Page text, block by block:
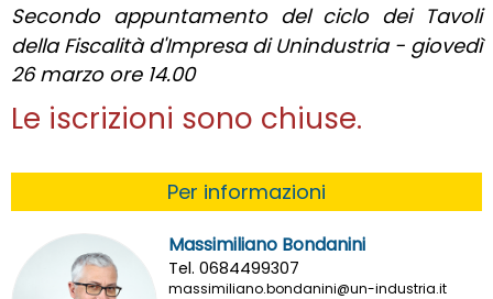
Secondo appuntamento del ciclo dei Tavoli
della Fiscalità d'Impresa di Unindustria - giovedì
26 marzo ore 14.00
Le iscrizioni sono chiuse.
Per informazioni
Massimiliano Bondanini
Tel. 0684499307
massimiliano.bondanini@un-industria.it